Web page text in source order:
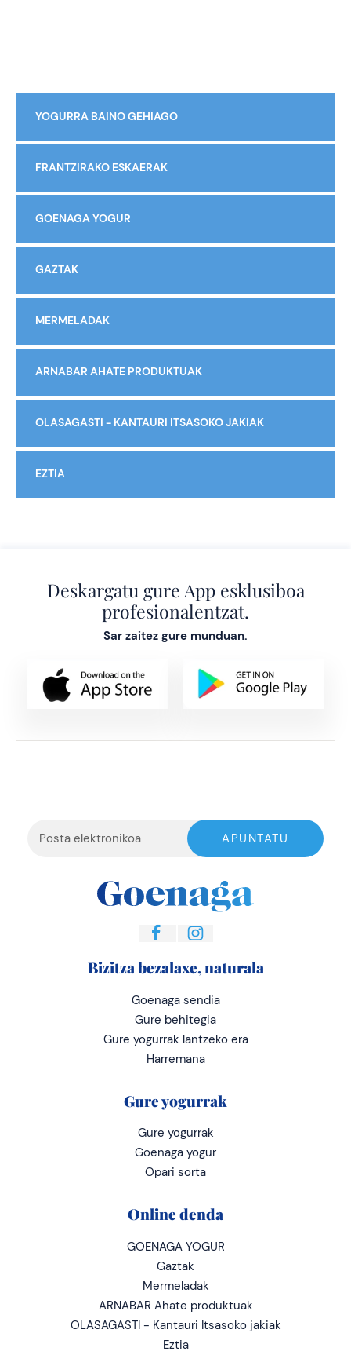
YOGURRA BAINO GEHIAGO
FRANTZIRAKO ESKAERAK
GOENAGA YOGUR
GAZTAK
MERMELADAK
ARNABAR AHATE PRODUKTUAK
OLASAGASTI - KANTAURI ITSASOKO JAKIAK
EZTIA
Deskargatu gure App esklusiboa
profesionalentzat.
Sar zaitez gure munduan.
Bizitza bezalaxe, naturala
Goenaga sendia
Gure behitegia
Gure yogurrak lantzeko era
Harremana
Gure yogurrak
Gure yogurrak
Goenaga yogur
Opari sorta
Online denda
GOENAGA YOGUR
Gaztak
Mermeladak
ARNABAR Ahate produktuak
OLASAGASTI - Kantauri Itsasoko jakiak
Eztia